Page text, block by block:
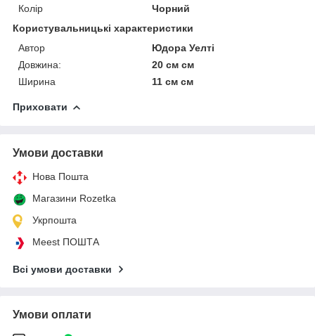
Колір
Чорний
Користувальницькі характеристики
Автор
Юдора Уелті
Довжина:
20 см см
Ширина
11 см см
Приховати
Умови доставки
Нова Пошта
Магазини Rozetka
Укрпошта
Meest ПОШТА
Всі умови доставки
Умови оплати